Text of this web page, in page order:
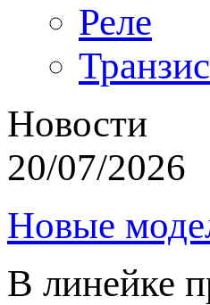
Реле
Новости
20/07/2026
Новые
В линейке